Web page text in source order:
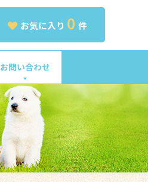
お気に入り 0 件
お問い合わせ